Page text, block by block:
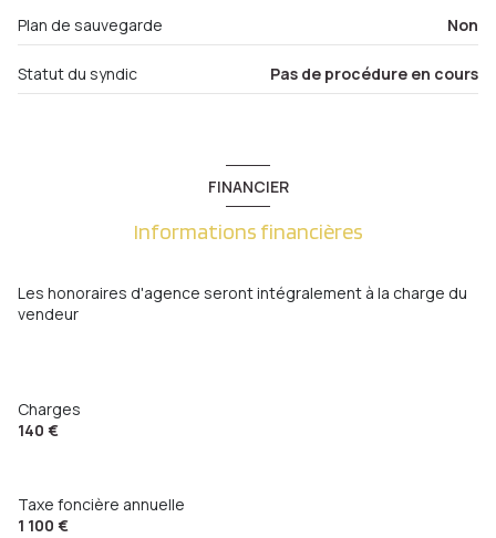
cave
balcon
quartier Metz Gare , Metz Sablon, Nouvelle Ville,
salle de bain
5.03 m²
Plan de sauvegarde Non
Statut du syndic Pas de procédure en cours
FINANCIER
Informations financières
Les honoraires d'agence seront intégralement à la charge du
vendeur
Charges
140 €
Taxe foncière annuelle
1 100 €